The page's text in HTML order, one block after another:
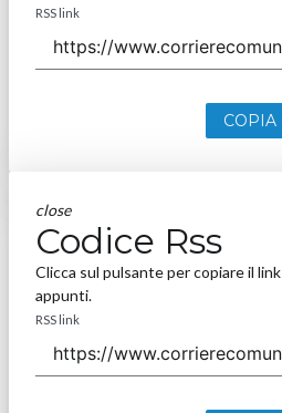
RSS link
COPIA
close
Codice Rss
Clicca sul pulsante per copiare il link
appunti.
RSS link